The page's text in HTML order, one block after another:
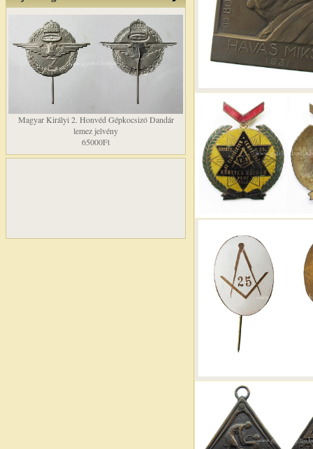
Magyar Királyi 2. Honvéd Gépkocsizó Dandár
lemez jelvény
65000Ft